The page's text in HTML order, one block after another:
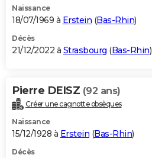
Naissance
18/07/1969 à Erstein (Bas-Rhin)
Décès
21/12/2022 à Strasbourg (Bas-Rhin)
Pierre DEISZ (92 ans)
Créer une cagnotte obsèques
Naissance
15/12/1928 à Erstein (Bas-Rhin)
Décès